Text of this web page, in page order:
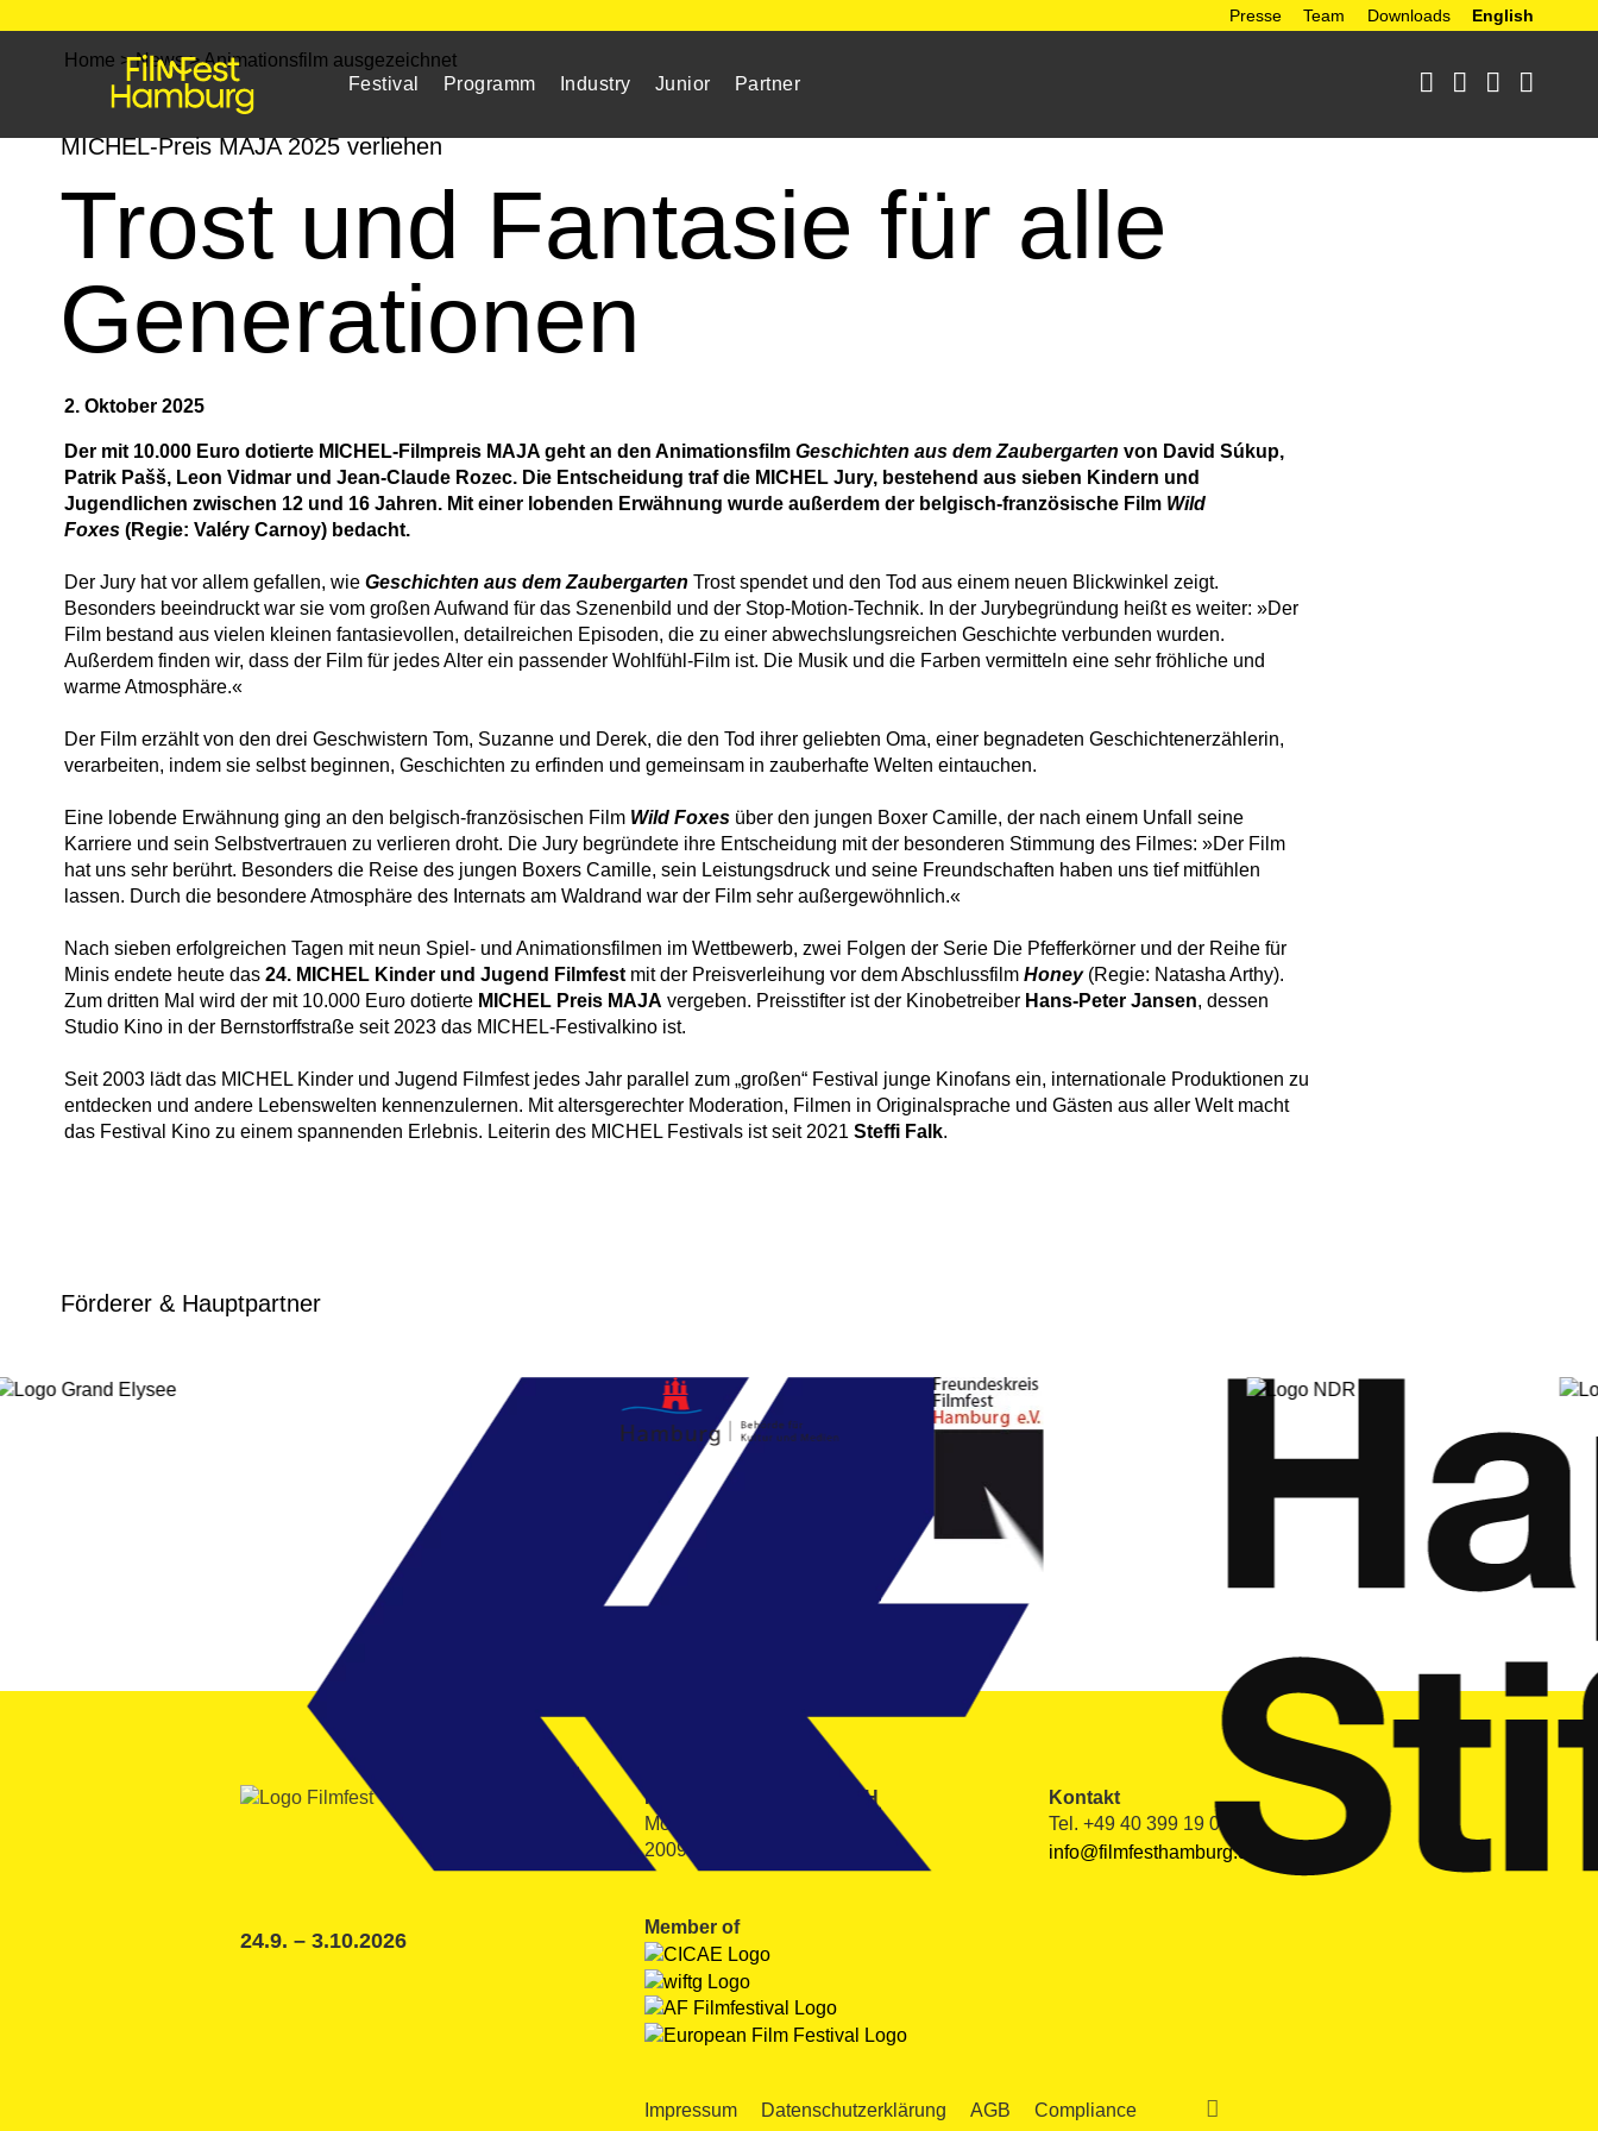
Presse Team Downloads English
Festival Programm Industry Junior Partner    
Home >News >Animationsfilm ausgezeichnet
MICHEL-Preis MAJA 2025 verliehen
Trost und Fantasie für alle
Generationen
2. Oktober 2025
Der mit 10.000 Euro dotierte MICHEL-Filmpreis MAJA geht an den Animationsfilm Geschichten aus dem Zaubergarten von David Súkup,
Patrik Pašš, Leon Vidmar und Jean-Claude Rozec. Die Entscheidung traf die MICHEL Jury, bestehend aus sieben Kindern und
Jugendlichen zwischen 12 und 16 Jahren. Mit einer lobenden Erwähnung wurde außerdem der belgisch-französische Film Wild
Foxes(Regie: Valéry Carnoy) bedacht.
Der Jury hat vor allem gefallen, wie Geschichten aus dem Zaubergarten Trost spendet und den Tod aus einem neuen Blickwinkel zeigt.
Besonders beeindruckt war sie vom großen Aufwand für das Szenenbild und der Stop-Motion-Technik. In der Jurybegründung heißt es weiter: »Der
Film bestand aus vielen kleinen fantasievollen, detailreichen Episoden, die zu einer abwechslungsreichen Geschichte verbunden wurden.
Außerdem finden wir, dass der Film für jedes Alter ein passender Wohlfühl-Film ist. Die Musik und die Farben vermitteln eine sehr fröhliche und
warme Atmosphäre.«
Der Film erzählt von den drei Geschwistern Tom, Suzanne und Derek, die den Tod ihrer geliebten Oma, einer begnadeten Geschichtenerzählerin,
verarbeiten, indem sie selbst beginnen, Geschichten zu erfinden und gemeinsam in zauberhafte Welten eintauchen.
Eine lobende Erwähnung ging an den belgisch-französischen Film Wild Foxesüber den jungen Boxer Camille, der nach einem Unfall seine
Karriere und sein Selbstvertrauen zu verlieren droht. Die Jury begründete ihre Entscheidung mit der besonderen Stimmung des Filmes: »Der Film
hat uns sehr berührt. Besonders die Reise des jungen Boxers Camille, sein Leistungsdruck und seine Freundschaften haben uns tief mitfühlen
lassen. Durch die besondere Atmosphäre des Internats am Waldrand war der Film sehr außergewöhnlich.«
Nach sieben erfolgreichen Tagen mit neun Spiel- und Animationsfilmen im Wettbewerb, zwei Folgen der Serie Die Pfefferkörner und der Reihe für
Minis endete heute das 24. MICHEL Kinder und Jugend Filmfest mit der Preisverleihung vor dem Abschlussfilm Honey(Regie: Natasha Arthy).
Zum dritten Mal wird der mit 10.000 Euro dotierte MICHEL Preis MAJA vergeben. Preisstifter ist der Kinobetreiber Hans-Peter Jansen, dessen
Studio Kino in der Bernstorffstraße seit 2023 das MICHEL-Festivalkino ist.
Seit 2003 lädt das MICHEL Kinder und Jugend Filmfest jedes Jahr parallel zum „großen“ Festival junge Kinofans ein, internationale Produktionen zu
entdecken und andere Lebenswelten kennenzulernen. Mit altersgerechter Moderation, Filmen in Originalsprache und Gästen aus aller Welt macht
das Festival Kino zu einem spannenden Erlebnis. Leiterin des MICHEL Festivals ist seit 2021 Steffi Falk.
Förderer & Hauptpartner
24.9. – 3.10.2026
Filmfest Hamburg gGmbH
Mönckebergstraße 18
20095 Hamburg
Kontakt
Tel. +49 40 399 19 00 0
info@filmfesthamburg.de
Member of
Impressum Datenschutzerklärung AGB Compliance 